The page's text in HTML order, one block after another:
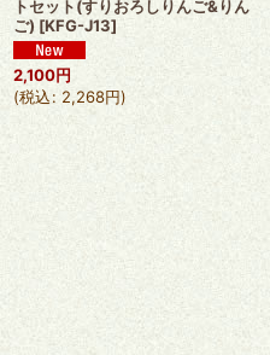
トセット(すりおろしりんご&りん
ご) [KFG-J13]
2,100円
(税込: 2,268円)